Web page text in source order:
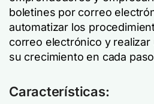
boletines por correo
automatizar los
correo electrónico y
su crecimiento en cada
Características: